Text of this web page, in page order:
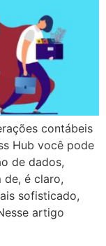
contábeis
Hub você pode
de dados,
de, é claro,
sofisticado,
artigo